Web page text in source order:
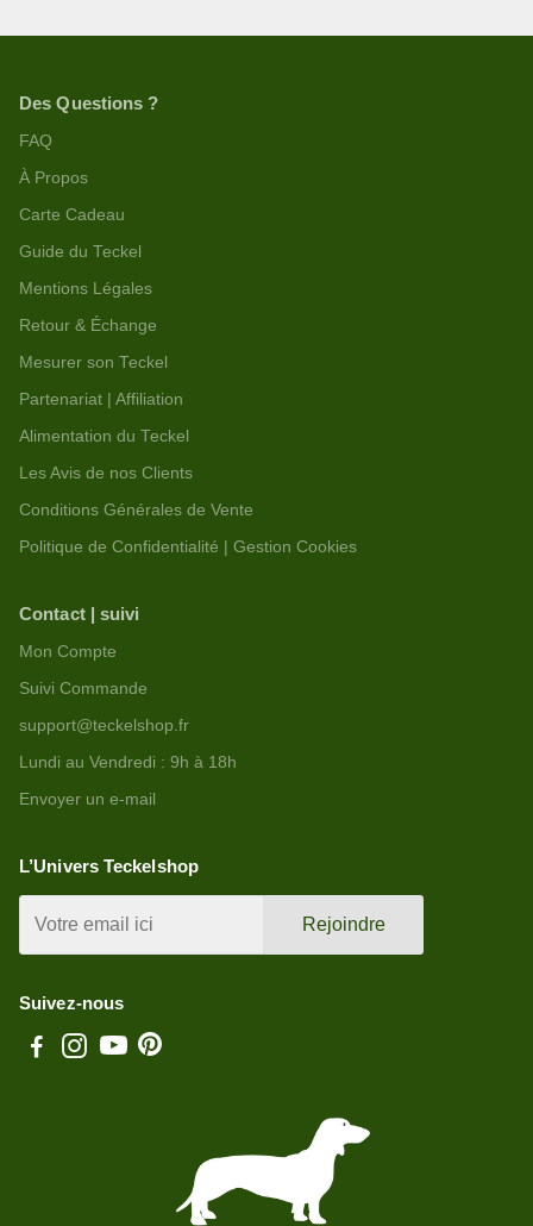
Des Questions ?
FAQ
À Propos
Carte Cadeau
Guide du Teckel
Mentions Légales
Retour & Échange
Mesurer son Teckel
Partenariat | Affiliation
Alimentation du Teckel
Les Avis de nos Clients
Conditions Générales de Vente
Politique de Confidentialité | Gestion Cookies
Contact | suivi
Mon Compte
Suivi Commande
support@teckelshop.fr
Lundi au Vendredi : 9h à 18h
Envoyer un e-mail
L’Univers Teckelshop
Rejoindre
Suivez-nous